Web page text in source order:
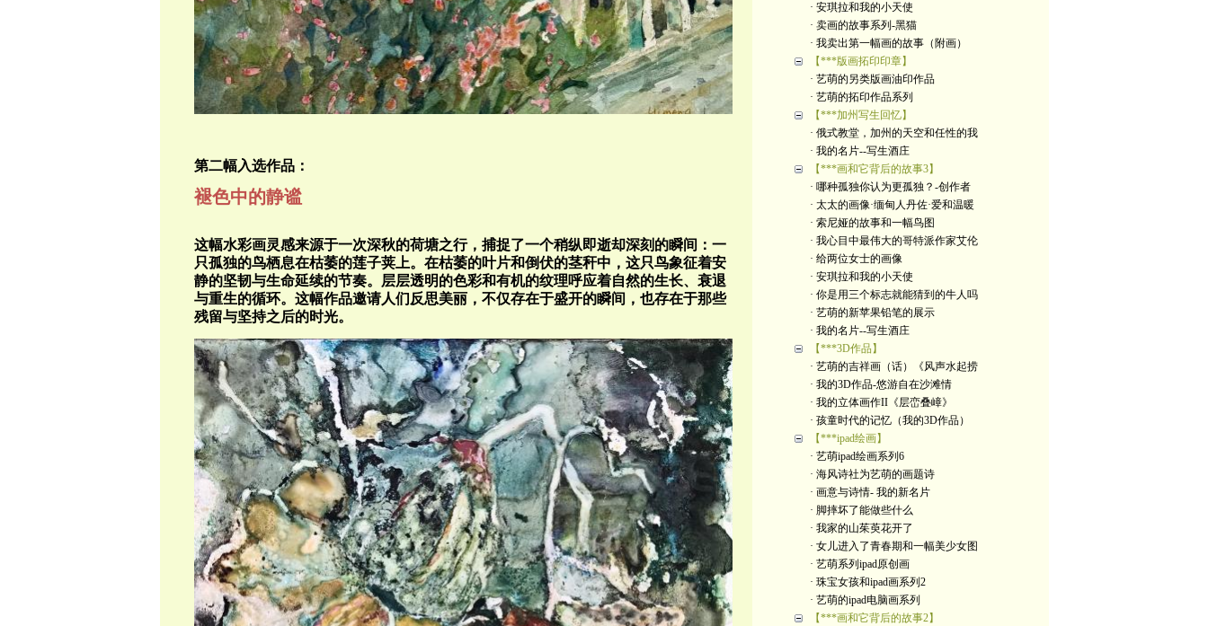
第二幅入选作品：
褪色中的静谧
这幅水彩画灵感来源于一次深秋的荷塘之行，捕捉了一个稍纵即逝却深刻的瞬间：一
只孤独的鸟栖息在枯萎的莲子荚上。在枯萎的叶片和倒伏的茎秆中，这只鸟象征着安
静的坚韧与生命延续的节奏。层层透明的色彩和有机的纹理呼应着自然的生长、衰退
与重生的循环。这幅作品邀请人们反思美丽，不仅存在于盛开的瞬间，也存在于那些
残留与坚持之后的时光。
· 安琪拉和我的小天使
· 卖画的故事系列-黑猫
· 我卖出第一幅画的故事（附画）
【***版画拓印印章】
· 艺萌的另类版画油印作品
· 艺萌的拓印作品系列
【***加州写生回忆】
· 俄式教堂，加州的天空和任性的我
· 我的名片--写生酒庄
【***画和它背后的故事3】
· 哪种孤独你认为更孤独？-创作者
· 太太的画像·缅甸人丹佐·爱和温暖
· 索尼娅的故事和一幅鸟图
· 我心目中最伟大的哥特派作家艾伦
· 给两位女士的画像
· 安琪拉和我的小天使
· 你是用三个标志就能猜到的牛人吗
· 艺萌的新苹果铅笔的展示
· 我的名片--写生酒庄
【***3D作品】
· 艺萌的吉祥画（话）《风声水起捞
· 我的3D作品-悠游自在沙滩情
· 我的立体画作II《层峦叠嶂》
· 孩童时代的记忆（我的3D作品）
【***ipad绘画】
· 艺萌ipad绘画系列6
· 海风诗社为艺萌的画题诗
· 画意与诗情- 我的新名片
· 脚摔坏了能做些什么
· 我家的山茱萸花开了
· 女儿进入了青春期和一幅美少女图
· 艺萌系列ipad原创画
· 珠宝女孩和ipad画系列2
· 艺萌的ipad电脑画系列
【***画和它背后的故事2】